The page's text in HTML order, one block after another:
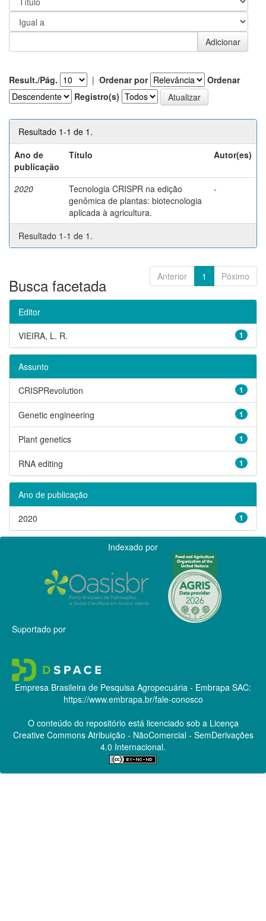
Result./Pág. | Ordenar por
Ordenar
Registro(s)
Resultado 1-1 de 1.
Ano de
publicação
Título Autor(es)
2020
Tecnologia CRISPR na edição
genômica de plantas: biotecnologia
aplicada à agricultura.
-
Resultado 1-1 de 1.
Anterior 1 Póximo
Busca facetada
Editor
1
VIEIRA, L. R.
Assunto
1
CRISPRevolution
1
Genetic engineering
1
Plant genetics
1
RNA editing
Ano de publicação
1
2020
Indexado por
Suportado por
Empresa Brasileira de Pesquisa Agropecuária - Embrapa SAC:
https://www.embrapa.br/fale-conosco
O conteúdo do repositório está licenciado sob a Licença
Creative CommonsAtribuição - NãoComercial - SemDerivações
4.0 Internacional.